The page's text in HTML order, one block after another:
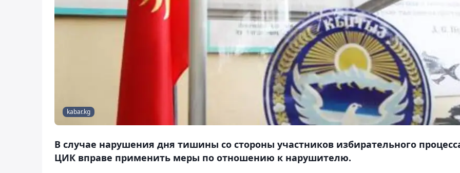
kabar.kg
В случае нарушения дня тишины со стороны участников избирательного
ЦИК вправе применить меры по отношению к нарушителю.